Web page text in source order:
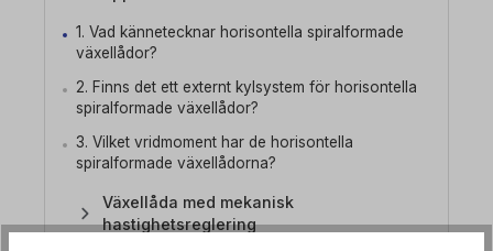
1. Vad kännetecknar horisontella spiralformade
växellådor?
2. Finns det ett externt kylsystem för horisontella
spiralformade växellådor?
3. Vilket vridmoment har de horisontella
spiralformade växellådorna?
Växellåda med mekanisk
hastighetsreglering